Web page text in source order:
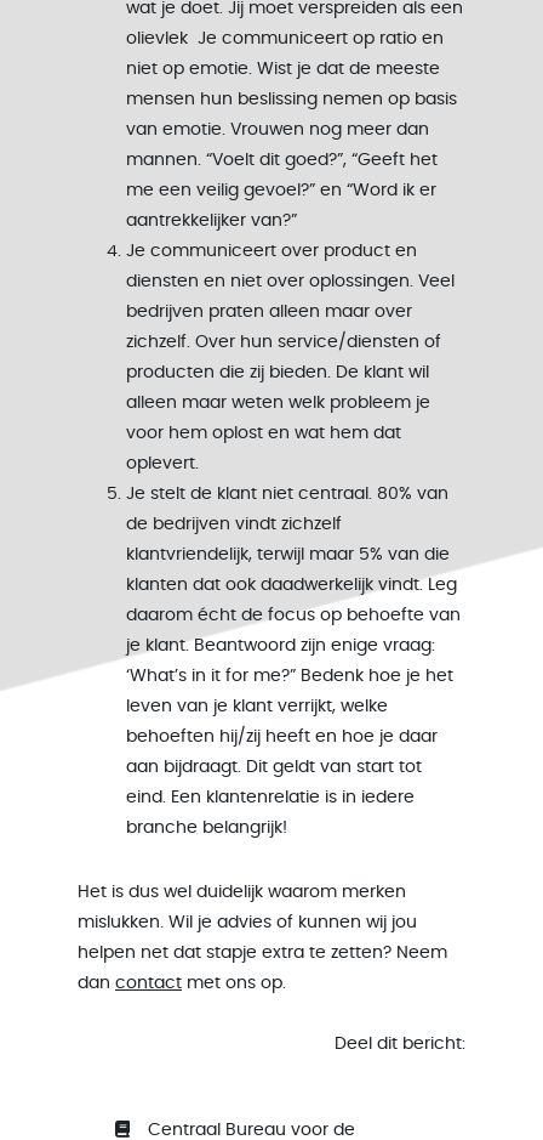
wat je doet. Jij moet verspreiden als een
olievlek Je communiceert op ratio en
niet op emotie. Wist je dat de meeste
mensen hun beslissing nemen op basis
van emotie. Vrouwen nog meer dan
mannen. “Voelt dit goed?”, “Geeft het
me een veilig gevoel?” en “Word ik er
aantrekkelijker van?”
Je communiceert over product en
diensten en niet over oplossingen. Veel
bedrijven praten alleen maar over
zichzelf. Over hun service/diensten of
producten die zij bieden. De klant wil
alleen maar weten welk probleem je
voor hem oplost en wat hem dat
oplevert.
Je stelt de klant niet centraal. 80% van
de bedrijven vindt zichzelf
klantvriendelijk, terwijl maar 5% van die
klanten dat ook daadwerkelijk vindt. Leg
daarom écht de focus op behoefte van
je klant. Beantwoord zijn enige vraag:
‘What’s in it for me?” Bedenk hoe je het
leven van je klant verrijkt, welke
behoeften hij/zij heeft en hoe je daar
aan bijdraagt. Dit geldt van start tot
eind. Een klantenrelatie is in iedere
branche belangrijk!
Het is dus wel duidelijk waarom merken
mislukken. Wil je advies of kunnen wij jou
helpen net dat stapje extra te zetten? Neem
dan contact met ons op.
Deel dit bericht:
Centraal Bureau voor de